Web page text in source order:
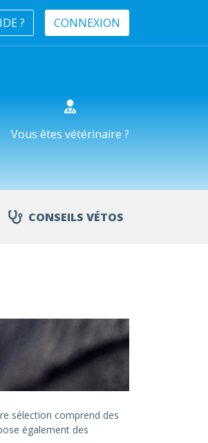
? CONNEXION
Vous êtes vétérinaire ?
CONSEILS VÉTOS
sélection comprend des
également des